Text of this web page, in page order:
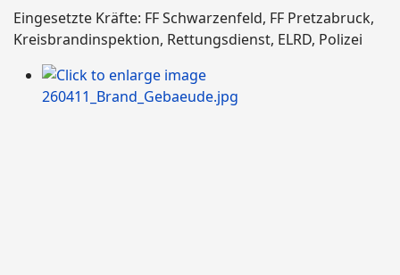
Eingesetzte Kräfte: FF Schwarzenfeld, FF Pretzabruck,
Kreisbrandinspektion, Rettungsdienst, ELRD, Polizei